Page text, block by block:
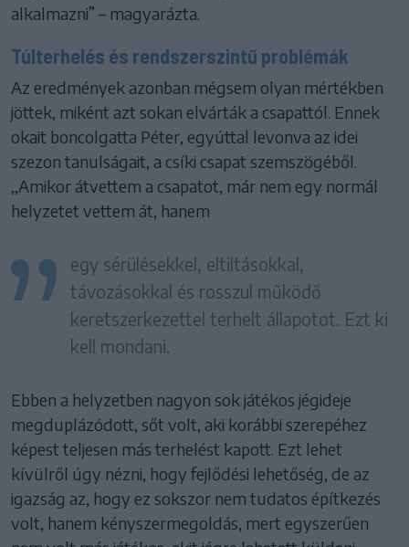
alkalmazni” – magyarázta.
Túlterhelés és rendszerszintű problémák
Az eredmények azonban mégsem olyan mértékben
jöttek, miként azt sokan elvárták a csapattól. Ennek
okait boncolgatta Péter, egyúttal levonva az idei
szezon tanulságait, a csíki csapat szemszögéből.
,,Amikor átvettem a csapatot, már nem egy normál
helyzetet vettem át, hanem
egy sérülésekkel, eltiltásokkal,
távozásokkal és rosszul működő
keretszerkezettel terhelt állapotot. Ezt ki
kell mondani.
Ebben a helyzetben nagyon sok játékos jégideje
megduplázódott, sőt volt, aki korábbi szerepéhez
képest teljesen más terhelést kapott. Ezt lehet
kívülről úgy nézni, hogy fejlődési lehetőség, de az
igazság az, hogy ez sokszor nem tudatos építkezés
volt, hanem kényszermegoldás, mert egyszerűen